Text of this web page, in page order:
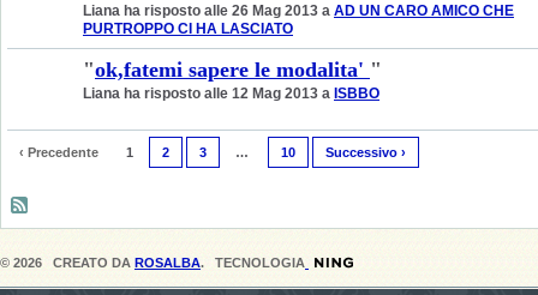
Liana ha risposto alle 26 Mag 2013 a AD UN CARO AMICO CHE
PURTROPPO CI HA LASCIATO
"ok,fatemi sapere le modalita' "
Liana ha risposto alle 12 Mag 2013 a ISBBO
‹ Precedente 1 2 3 … 10 Successivo ›
© 2026 CREATO DA ROSALBA. TECNOLOGIA